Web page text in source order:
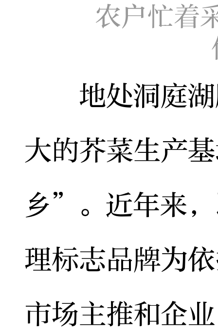
农户忙着
地处洞庭湖
大的芥菜生产
乡”。近年来
理标志品牌为
市场主推和企